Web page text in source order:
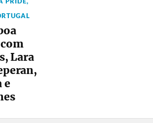
Lara
e